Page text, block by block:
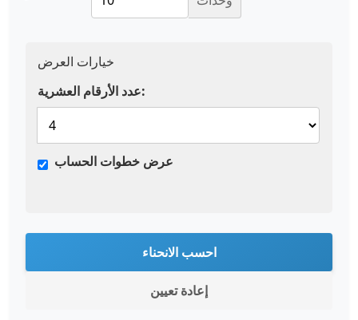
خيارات العرض
عدد الأرقام العشرية:
عرض خطوات الحساب
احسب الانحناء
إعادة تعيين